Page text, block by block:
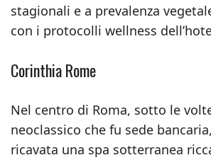
stagionali e a prevalenza
con i protocolli wellness
Corinthia Rome
Nel centro di Roma, sotto le
neoclassico che fu sede
ricavata una spa sotterranea